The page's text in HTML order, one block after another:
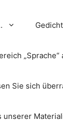
Sie sich